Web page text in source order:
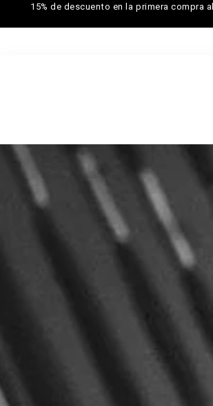
15% de descuento en la primera compra